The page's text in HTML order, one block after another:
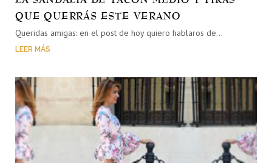
QUE QUERRÁS ESTE VERANO
Queridas amigas: en el post de hoy quiero hablaros de…
LEER MÁS